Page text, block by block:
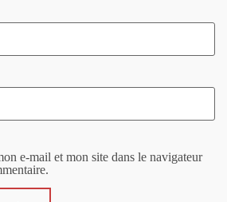
e-mail et mon site dans le navigateur